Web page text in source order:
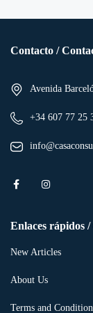
Contacto /
Avenida
+34 607 77 25
Enlaces rápidos
New Articles
About Us
Terms and Condition